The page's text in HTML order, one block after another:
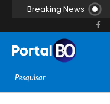
Breaking News